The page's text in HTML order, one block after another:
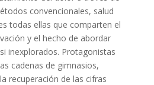
convencionales, salud
todas ellas que comparten el
y el hecho de abordar
inexplorados. Protagonistas
cadenas de gimnasios,
recuperación de las cifras